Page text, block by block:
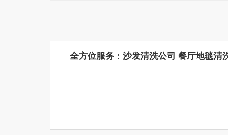
全方位服务：沙发清洗公司 餐厅地毯清